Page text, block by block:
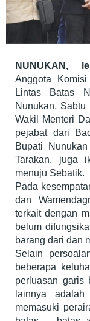
NUNUKAN,
Anggota
Lintas Batas
Nunukan, Sabtu
Wakil Menteri
pejabat dari
Bupati
Tarakan, juga
menuju Sebatik.
Pada
dan
terkait dengan
belum
barang dari dan
Selain
beberapa
perluasan garis
lainnya
memasuki